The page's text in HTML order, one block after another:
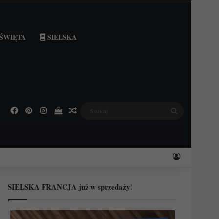
SIELSKA
Facebook
PinterestInstagramPodejrzyj swój koszyk
Losowy wpis
Zaloguj
SIELSKA FRANCJA już w sprzedaży!